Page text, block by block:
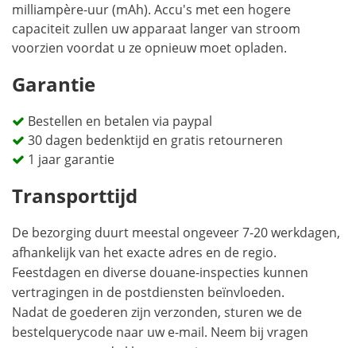
milliampère-uur (mAh). Accu's met een hogere
capaciteit zullen uw apparaat langer van stroom
voorzien voordat u ze opnieuw moet opladen.
Garantie
Bestellen en betalen via paypal
30 dagen bedenktijd en gratis retourneren
1 jaar garantie
Transporttijd
De bezorging duurt meestal ongeveer 7-20 werkdagen,
afhankelijk van het exacte adres en de regio.
Feestdagen en diverse douane-inspecties kunnen
vertragingen in de postdiensten beïnvloeden.
Nadat de goederen zijn verzonden, sturen we de
bestelquerycode naar uw e-mail. Neem bij vragen